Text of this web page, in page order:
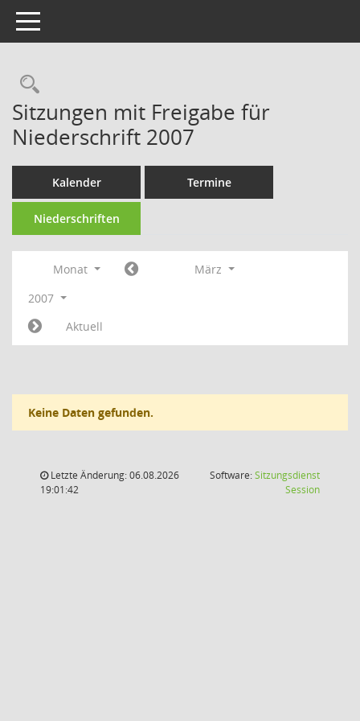
Toggle navigation
Rechercheauswahl
Sitzungen mit Freigabe für
Niederschrift 2007
Kalender Termine
Niederschriften
Monat
März
2007
Aktuell
Keine Daten gefunden.
Letzte Änderung: 06.08.2026
19:01:42
Software:Sitzungsdienst
Session(Wird in